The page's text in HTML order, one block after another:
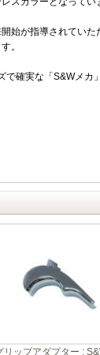
始が指導されてい
。
確実な「S&Wメカ
リップアダプター :